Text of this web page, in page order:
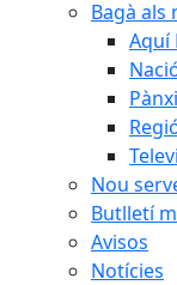
Bagà als
Aquí
Nou
Butlletí
Avisos
Notícies